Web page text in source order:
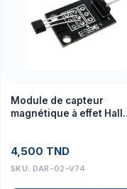
Module de capteur
magnétique à effet Hall
4,500 TND
SKU: DAR-02-V74